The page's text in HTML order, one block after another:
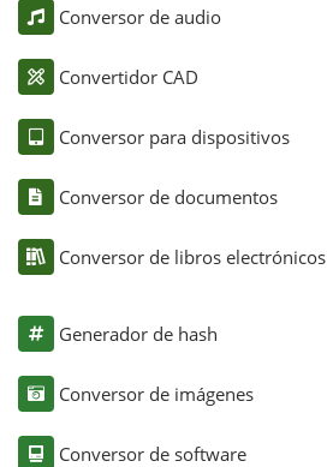
Conversor de audio
Convertidor CAD
Conversor para dispositivos
Conversor de documentos
Conversor de libros electrónicos
Generador de hash
Conversor de imágenes
Conversor de software